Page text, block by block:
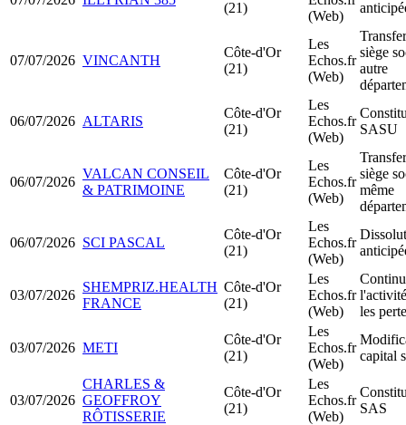
(21)
(Web)
07/07/2026 VINCANTH
Côte-d'Or
(21)
Les
Echos.fr
(Web)
siège
autre
06/07/2026 ALTARIS
Côte-d'Or
(21)
Les
Echos.fr
(Web)
SASU
06/07/2026
VALCAN CONSEIL
& PATRIMOINE
Côte-d'Or
(21)
Les
Echos.fr
(Web)
siège
même
06/07/2026 SCI PASCAL
Côte-d'Or
(21)
Les
Echos.fr
(Web)
03/07/2026
SHEMPRIZ.HEALTH
FRANCE
Côte-d'Or
(21)
Les
Echos.fr
(Web)
les
03/07/2026 METI
Côte-d'Or
(21)
Les
Echos.fr
(Web)
capital
03/07/2026
CHARLES &
GEOFFROY
RÔTISSERIE
Côte-d'Or
(21)
Les
Echos.fr
(Web)
SAS